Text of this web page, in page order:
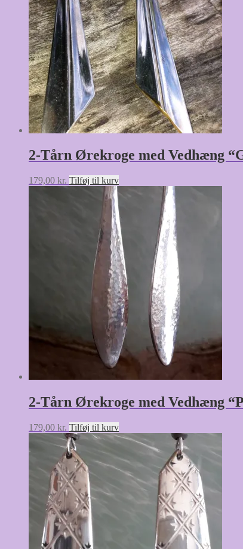
2-Tårn Ørekroge med Vedhæng
179,00 kr. Tilføj til kurv
2-Tårn Ørekroge med Vedhæng
179,00 kr. Tilføj til kurv